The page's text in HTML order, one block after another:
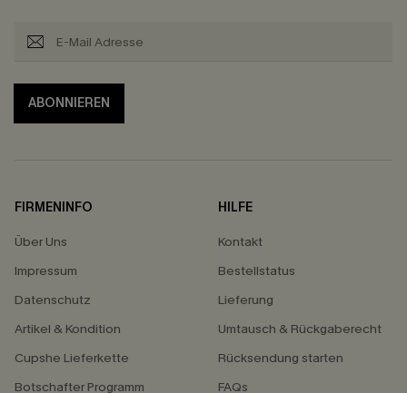
ABONNIEREN
FIRMENINFO
Über Uns
Impressum
Datenschutz
Artikel & Kondition
Cupshe Lieferkette
Botschafter Programm
HILFE
Kontakt
Bestellstatus
Lieferung
Umtausch & Rückgaberecht
Rücksendung starten
FAQs